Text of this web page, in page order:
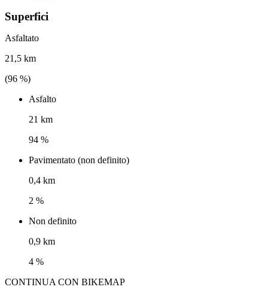
Superfici
Asfaltato
21,5 km
(96 %)
Asfalto
21 km
94 %
Pavimentato (non definito)
0,4 km
2 %
Non definito
0,9 km
4 %
CONTINUA CON BIKEMAP